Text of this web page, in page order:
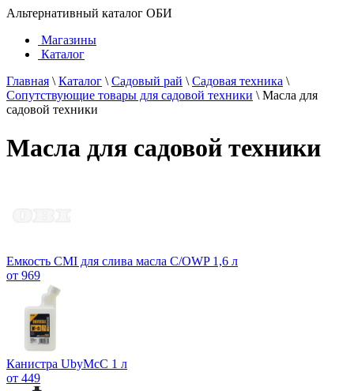
Альтернативный каталог ОБИ
Магазины
Каталог
Главная \ Каталог \ Садовый рай \ Садовая техника \
Сопутствующие товары для садовой техники \ Масла для
садовой техники
Масла для садовой техники
Емкость CMI для слива масла C/OWP 1,6 л
от 969
Канистра UbyMcC 1 л
от 449